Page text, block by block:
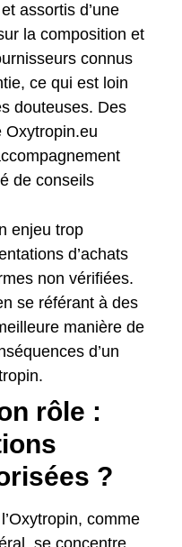
assortis d’une
la composition et
connus
ce qui est loin
douteuses. Des
Oxytropin.eu
de conseils
enjeu trop
d’achats
non vérifiées.
se référant à des
manière de
d’un
rôle :
?
comme